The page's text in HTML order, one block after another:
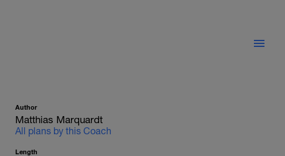
Author
Matthias Marquardt
All plans by this Coach
Length